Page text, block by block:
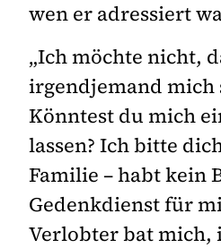
wen er adressiert
„Ich möchte nicht,
irgendjemand mich
Könntest du mich
lassen? Ich bitte
Familie – habt kein
Gedenkdienst für
Verlobter bat mich,